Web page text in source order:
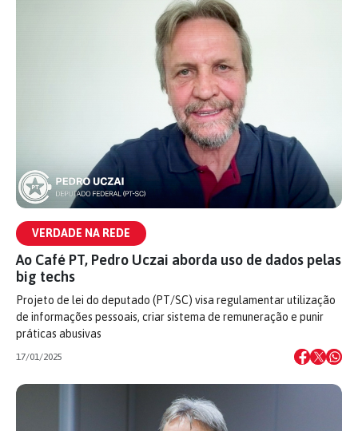
VERDADE NA REDE
Ao Café PT, Pedro Uczai aborda uso de dados pelas
big techs
Projeto de lei do deputado (PT/SC) visa regulamentar utilização
de informações pessoais, criar sistema de remuneração e punir
práticas abusivas
17/01/2025